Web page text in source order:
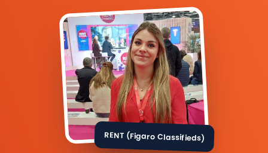
RENT (Figaro Classifieds)